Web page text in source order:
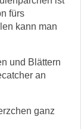
fürs
kann man
und Blättern
an
ganz